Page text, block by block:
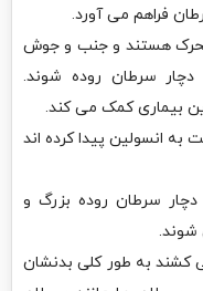
فراهم می آورد.
هستند و جنب و جوش
دچار سرطان روده شوند.
بیماری کمک می کند.
به انسولین پیدا کرده اند
سرطان روده بزرگ و
کشند به طور کلی بدنشان